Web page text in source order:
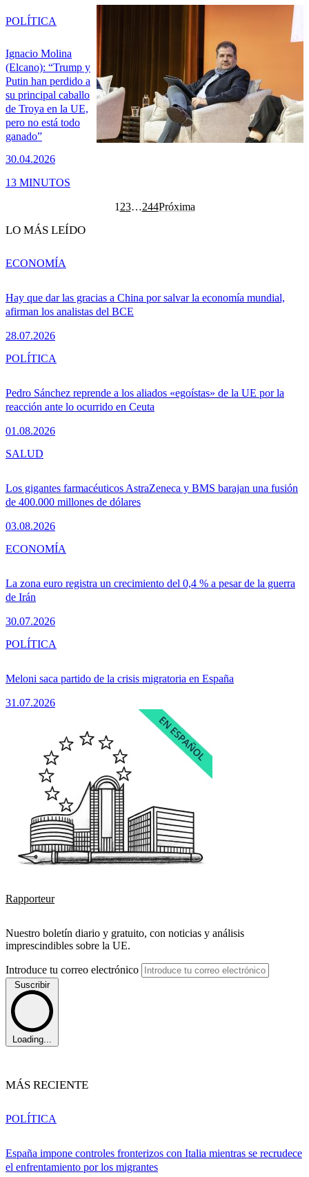
Ignacio Molina
(Elcano): “Trump y
Putin han perdido a
su principal caballo
de Troya en la UE,
pero no está todo
ganado”
30.04.2026
POLÍTICA
13 MINUTOS
1 23…244Próxima
LO MÁS LEÍDO
Hay que dar las gracias a China por salvar la economía mundial,
afirman los analistas del BCE
28.07.2026
ECONOMÍA
Pedro Sánchez reprende a los aliados «egoístas» de la UE por la
reacción ante lo ocurrido en Ceuta
01.08.2026
POLÍTICA
Los gigantes farmacéuticos AstraZeneca y BMS barajan una fusión
de 400.000 millones de dólares
03.08.2026
SALUD
La zona euro registra un crecimiento del 0,4 % a pesar de la guerra
de Irán
30.07.2026
ECONOMÍA
Meloni saca partido de la crisis migratoria en España
31.07.2026
POLÍTICA
Rapporteur
Nuestro boletín diario y gratuito, con noticias y análisis
imprescindibles sobre la UE.
Introduce tu correo electrónico
Suscribir
Loading...
MÁS RECIENTE
España impone controles fronterizos con Italia mientras se recrudece
el enfrentamiento por los migrantes
POLÍTICA